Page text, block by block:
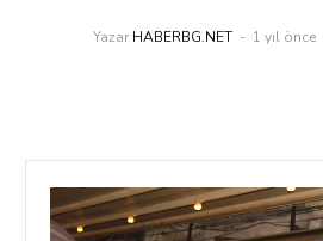
Yazar HABERBG.NET 1 yıl önce